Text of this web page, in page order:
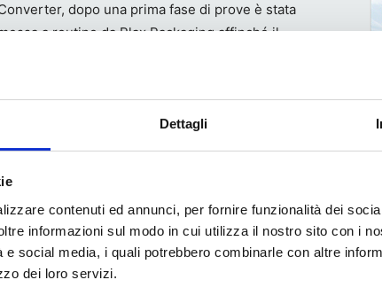
Dettagli
contenuti ed annunci, per fornire funzionalità dei
informazioni sul modo in cui utilizza il nostro sito con i
e social media, i quali potrebbero combinarle con altre
dei loro servizi.
dopo una prima fase di prove è stata
a routine da Plax Packaging affinché il
in una visione strategica di ampio respiro.
“Oltre ai notevoli vantaggi tecnici, abbiamo clienti
hanno aderito a bandi europei sull’innovazione,
a fondo perduto, in virtù del fatto che questa è
dice Marco Mingozzi di Z Due a
tecnologia per produrre impianti stampa ma
economia.
del sistema, stampa ormai il 40% dei propri